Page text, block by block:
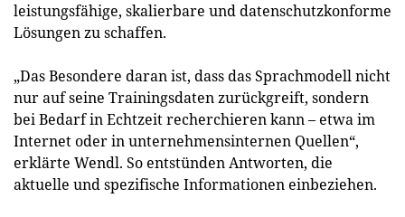
leistungsfähige, skalierbare und datenschutzkonforme
Lösungen zu schaffen.
„Das Besondere daran ist, dass das Sprachmodell nicht
nur auf seine Trainingsdaten zurückgreift, sondern
bei Bedarf in Echtzeit recherchieren kann – etwa im
Internet oder in unternehmensinternen Quellen“,
erklärte Wendl. So entstünden Antworten, die
aktuelle und spezifische Informationen einbeziehen.